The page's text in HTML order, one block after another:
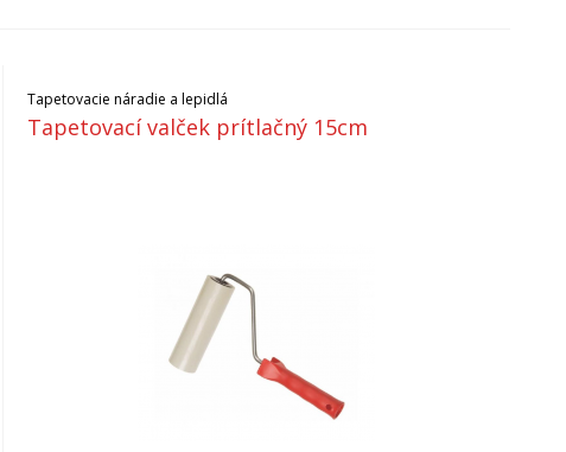
Tapetovacie náradie a lepidlá
Tapetovací valček prítlačný 15cm